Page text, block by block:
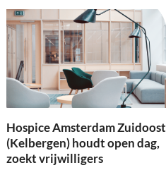
Hospice Amsterdam Zuidoost
(Kelbergen) houdt open dag,
zoekt vrijwilligers